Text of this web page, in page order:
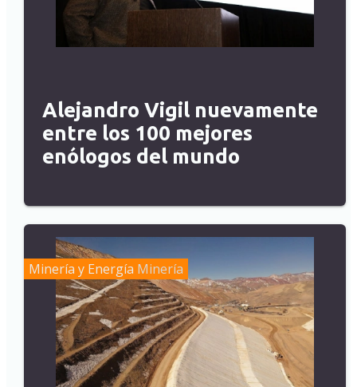
Alejandro Vigil nuevamente
entre los 100 mejores
enólogos del mundo
Minería y Energía Minería